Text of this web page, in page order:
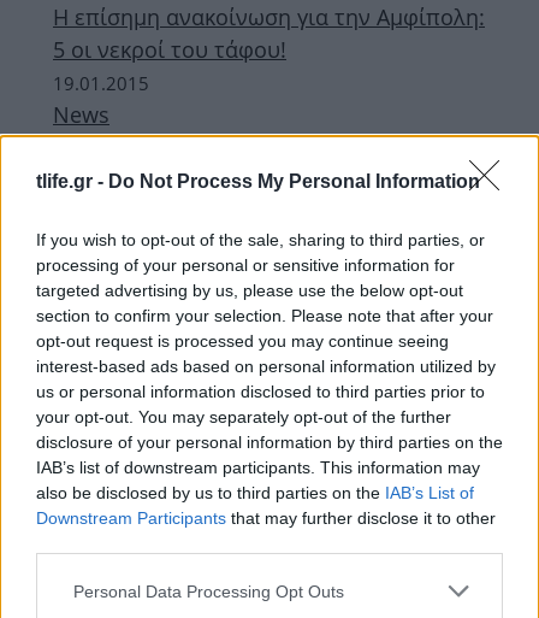
tlife.gr - Do Not Process My Personal Information
If you wish to opt-out of the sale, sharing to third parties, or
processing of your personal or sensitive information for
targeted advertising by us, please use the below opt-out
section to confirm your selection. Please note that after your
opt-out request is processed you may continue seeing
interest-based ads based on personal information utilized by
us or personal information disclosed to third parties prior to
your opt-out. You may separately opt-out of the further
disclosure of your personal information by third parties on the
IAB’s list of downstream participants. This information may
also be disclosed by us to third parties on the IAB’s List of
Downstream Participants that may further disclose it to other
Please note that this website/app uses one or more Google
Personal Data Processing Opt Outs
H επίσημη ανακοίνωση για την Αμφίπολη:
5 οι νεκροί του τάφου!
19.01.2015
News
Αμφίπολη. Εντυπωσιάζει το σκίτσο με τον
ένοικο του τάφου!
ΔΙΑΦΗΜΙΣΗ
News